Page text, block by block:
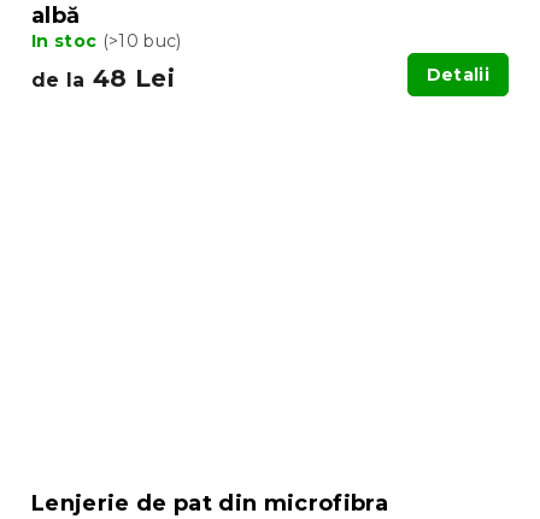
albă
In stoc (>10 buc)
de la 48 Lei Detalii
Lenjerie de pat din microfibra